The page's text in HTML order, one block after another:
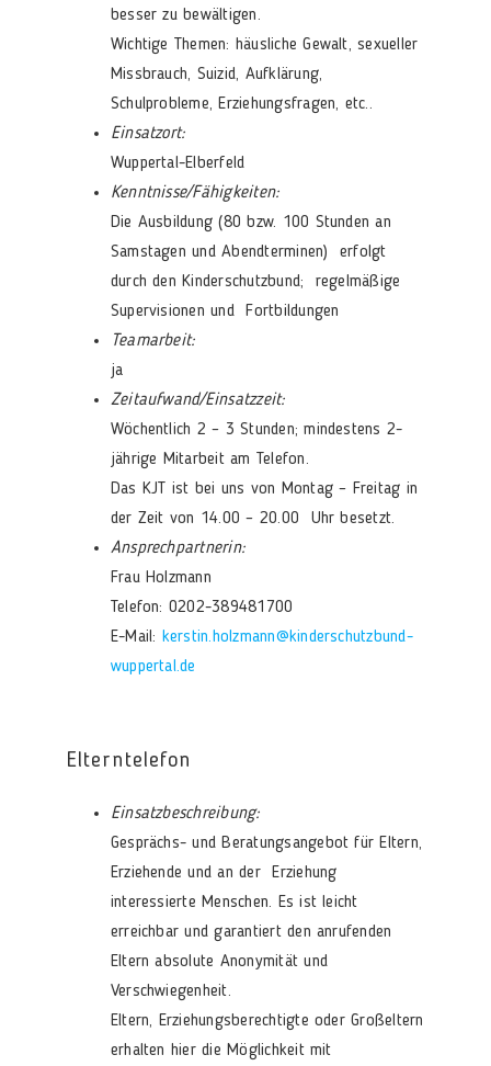
besser zu bewältigen.
Wichtige Themen: häusliche Gewalt, sexueller
Missbrauch, Suizid, Aufklärung,
Schulprobleme, Erziehungsfragen, etc..
Einsatzort:
Wuppertal-Elberfeld
Kenntnisse/Fähigkeiten:
Die Ausbildung (80 bzw. 100 Stunden an
Samstagen und Abendterminen) erfolgt
durch den Kinderschutzbund; regelmäßige
Supervisionen und Fortbildungen
Teamarbeit:
ja
Zeitaufwand/Einsatzzeit:
Wöchentlich 2 – 3 Stunden; mindestens 2-
jährige Mitarbeit am Telefon.
Das KJT ist bei uns von Montag – Freitag in
der Zeit von 14.00 – 20.00 Uhr besetzt.
Ansprechpartnerin:
Frau Holzmann
Telefon: 0202-389481700
E-Mail: kerstin.holzmann@kinderschutzbund-
wuppertal.de
Elterntelefon
Einsatzbeschreibung:
Gesprächs- und Beratungsangebot für Eltern,
Erziehende und an der Erziehung
interessierte Menschen. Es ist leicht
erreichbar und garantiert den anrufenden
Eltern absolute Anonymität und
Verschwiegenheit.
Eltern, Erziehungsberechtigte oder Großeltern
erhalten hier die Möglichkeit mit